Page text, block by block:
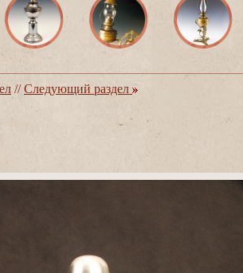
//Следующий раздел